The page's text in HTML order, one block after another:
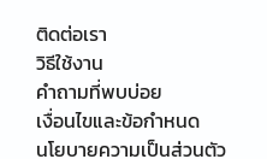
ติดต่อเรา
วิธีใช้งาน
คำถามที่พบบ่อย
เงื่อนไขและข้อกำหนด
นโยบายความเป็นส่วนตัว